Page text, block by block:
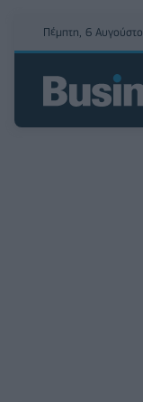
Πέμπτη, 6